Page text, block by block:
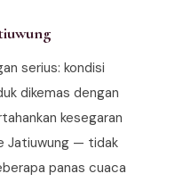
serius: kondisi
dikemas dengan
kesegaran
Jatiuwung — tidak
panas cuaca